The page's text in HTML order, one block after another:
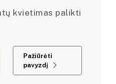
kvietimas palikti
Pažiūrėti
pavyzdį